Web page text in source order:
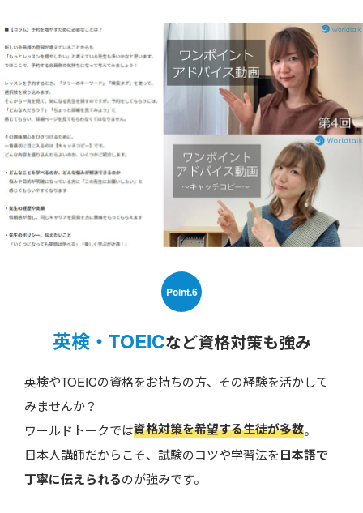
Point.6
英検・TOEICなど資格対策も強み
英検やTOEICの資格をお持ちの方、その経験を活かして
みませんか？
ワールドトークでは資格対策を希望する生徒が多数。
日本人講師だからこそ、試験のコツや学習法を日本語で
丁寧に伝えられるのが強みです。